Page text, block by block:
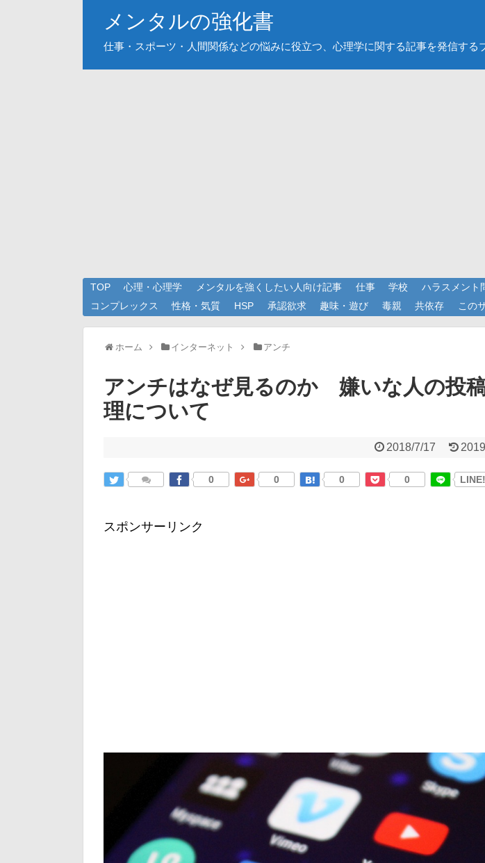
メンタルの強化書
仕事・スポーツ・人間関係などの悩みに役立つ、心理学に関する記事を発信する
TOP 心理・心理学 メンタルを強くしたい人向け記事 仕事 学校 ハラスメント
コンプレックス
性格・気質 HSP 承認欲求 趣味・遊び 毒親 共依存 この
ホーム インターネット アンチ
アンチはなぜ見るのか 嫌いな人の投
理について
2018/7/17
0 0 0 0 LINE!
スポンサーリンク